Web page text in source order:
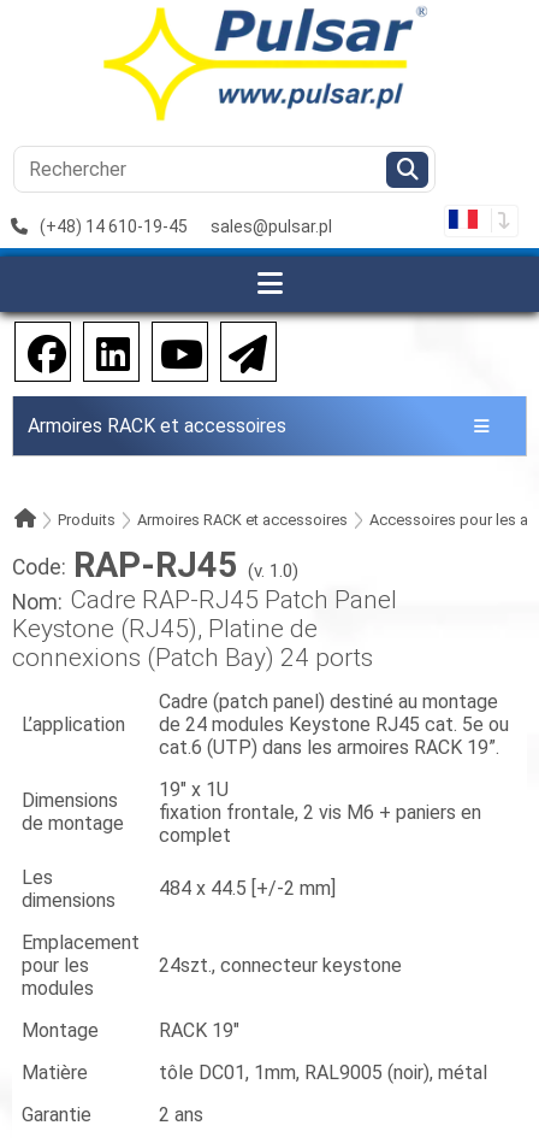
(+48) 14 610-19-45 sales@pulsar.pl
Armoires RACK et accessoires
Produits Armoires RACK et accessoires Accessoires pour les
Code: RAP-RJ45 (v. 1.0)
Nom: Cadre RAP-RJ45 Patch Panel
Keystone (RJ45), Platine de
connexions (Patch Bay) 24 ports
L’application
Cadre (patch panel) destiné au montage
de 24 modules Keystone RJ45 cat. 5e ou
cat.6 (UTP) dans les armoires RACK 19”.
Dimensions
de montage
19" x 1U
fixation frontale, 2 vis M6 + paniers en
complet
Les
dimensions
484 x 44.5 [+/-2 mm]
Emplacement
pour les
modules
24szt., connecteur keystone
Montage
RACK 19"
Matière
tôle DC01, 1mm, RAL9005 (noir), métal
Garantie
2 ans